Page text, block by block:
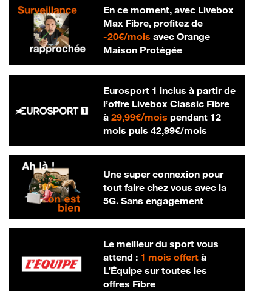
En ce moment, avec Livebox
Max Fibre, profitez de
-20€/mois20 € par mois
avec Orange
Maison Protégée
Eurosport 1 inclus à partir de
l’offre Livebox Classic Fibre
à 29,99€/mois29,99 € par mois
pendant 12
mois puis 42,99€/mois42,99 € par
Une super connexion pour
tout faire chez vous avec la
5G. Sans engagement
Le meilleur du sport vous
attend : 1 mois offertà
L’Équipe sur toutes les
offres Fibre